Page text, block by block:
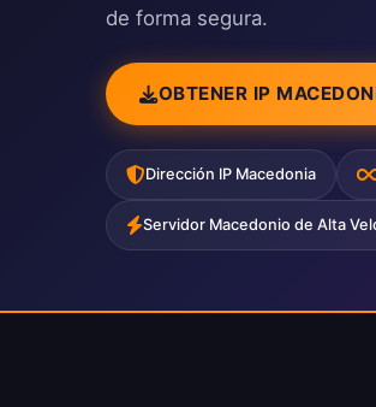
de forma segura.
OBTENER IP
Dirección IP Macedonia
Servidor Macedonio de Alta